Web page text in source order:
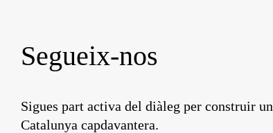
Segueix-nos
Sigues part activa del diàleg per construir
Catalunya capdavantera.